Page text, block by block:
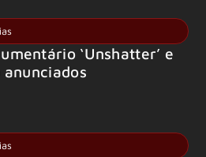
‘Unshatter’ e